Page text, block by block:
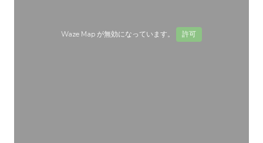
Waze Map が無効になっています。 許可